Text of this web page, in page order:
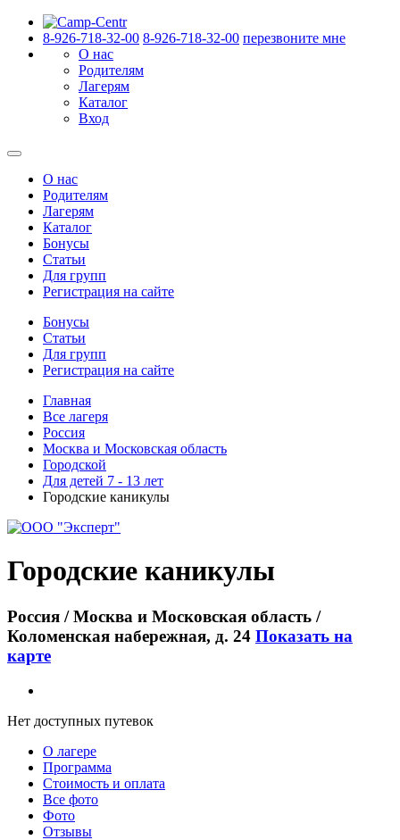
8-926-718-32-00 8-926-718-32-00 перезвоните мне
О нас
Родителям
Лагерям
Каталог
Вход
О нас
Родителям
Лагерям
Каталог
Бонусы
Статьи
Для групп
Регистрация на сайте
Бонусы
Статьи
Для групп
Регистрация на сайте
Главная
Все лагеря
Россия
Москва и Московская область
Городской
Для детей 7 - 13 лет
Городские каникулы
Городские каникулы
Россия / Москва и Московская область /
Коломенская набережная, д. 24 Показать на
карте
Нет доступных путевок
О лагере
Программа
Стоимость и оплата
Все фото
Фото
Отзывы